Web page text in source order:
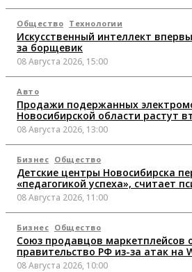
Общество Технологии
Искусственный интеллект
за борщевик
08 Августа 2026, 15:00
Авто
Продажи подержанных
Новосибирской области растут
08 Августа 2026, 13:00
Бизнес Общество
Детские центры Новосибирска
«педагогикой успеха», считает
08 Августа 2026, 11:00
Бизнес Общество
Союз продавцов маркетплейсов
правительство РФ из-за атак на
08 Августа 2026, 10:00